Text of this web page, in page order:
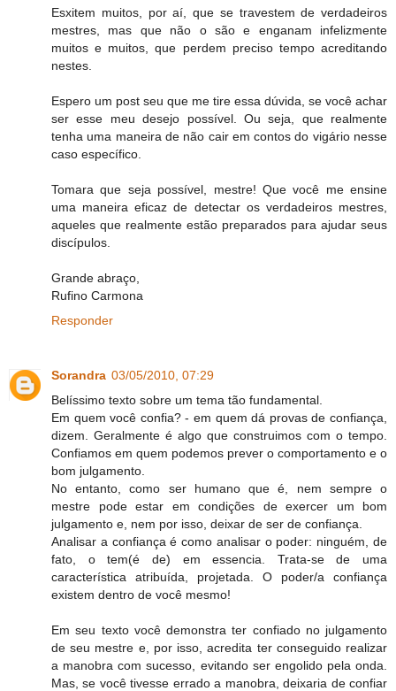
Esxitem muitos, por aí, que se travestem de verdadeiros
mestres, mas que não o são e enganam infelizmente
muitos e muitos, que perdem preciso tempo acreditando
nestes.
Espero um post seu que me tire essa dúvida, se você achar
ser esse meu desejo possível. Ou seja, que realmente
tenha uma maneira de não cair em contos do vigário nesse
caso específico.
Tomara que seja possível, mestre! Que você me ensine
uma maneira eficaz de detectar os verdadeiros mestres,
aqueles que realmente estão preparados para ajudar seus
discípulos.
Grande abraço,
Rufino Carmona
Responder
Sorandra 03/05/2010, 07:29
Belíssimo texto sobre um tema tão fundamental.
Em quem você confia? - em quem dá provas de confiança,
dizem. Geralmente é algo que construimos com o tempo.
Confiamos em quem podemos prever o comportamento e o
bom julgamento.
No entanto, como ser humano que é, nem sempre o
mestre pode estar em condições de exercer um bom
julgamento e, nem por isso, deixar de ser de confiança.
Analisar a confiança é como analisar o poder: ninguém, de
fato, o tem(é de) em essencia. Trata-se de uma
característica atribuída, projetada. O poder/a confiança
existem dentro de você mesmo!
Em seu texto você demonstra ter confiado no julgamento
de seu mestre e, por isso, acredita ter conseguido realizar
a manobra com sucesso, evitando ser engolido pela onda.
Mas, se você tivesse errado a manobra, deixaria de confiar